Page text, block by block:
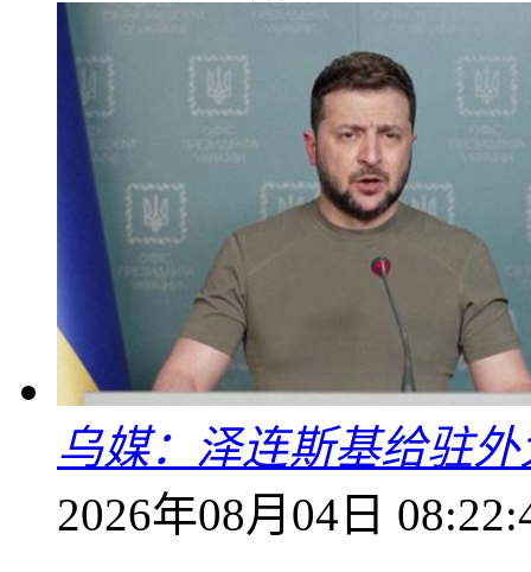
乌媒：泽连斯基给驻
2026年08月04日